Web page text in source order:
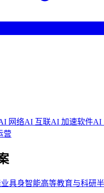
网络AI 互联AI 加速软件AI
营
具身智能高等教育与科研